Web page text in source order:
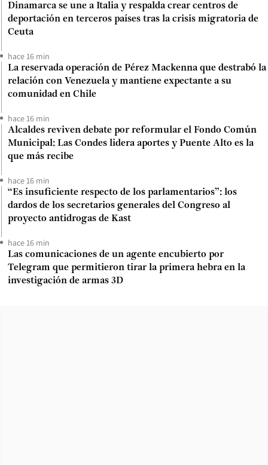
Dinamarca se une a Italia y respalda crear centros de
deportación en terceros países tras la crisis migratoria de
Ceuta
hace 16 min
La reservada operación de Pérez Mackenna que destrabó la
relación con Venezuela y mantiene expectante a su
comunidad en Chile
hace 16 min
Alcaldes reviven debate por reformular el Fondo Común
Municipal: Las Condes lidera aportes y Puente Alto es la
que más recibe
hace 16 min
“Es insuficiente respecto de los parlamentarios”: los
dardos de los secretarios generales del Congreso al
proyecto antidrogas de Kast
hace 16 min
Las comunicaciones de un agente encubierto por
Telegram que permitieron tirar la primera hebra en la
investigación de armas 3D